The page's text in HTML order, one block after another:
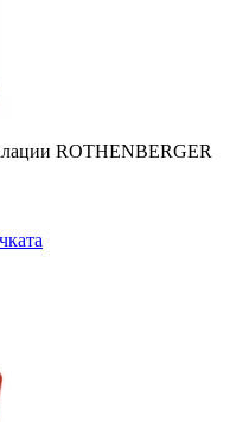
ROTHENBERGER